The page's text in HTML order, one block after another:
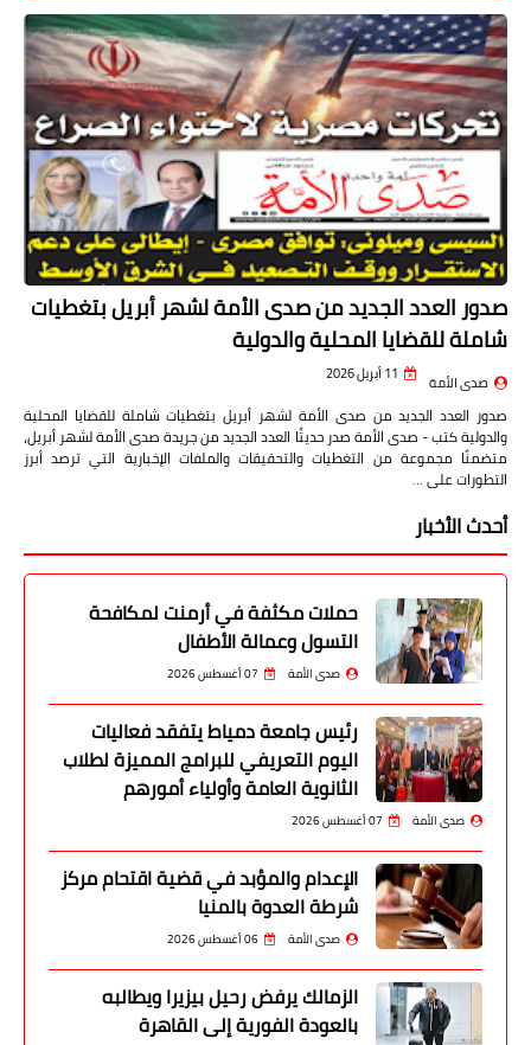
صدور العدد الجديد من صدى الأمة لشهر أبريل بتغطيات
شاملة للقضايا المحلية والدولية
صدى الأمة 11 أبريل 2026
صدور العدد الجديد من صدى الأمة لشهر أبريل بتغطيات شاملة للقضايا المحلية
والدولية كتب - صدى الأمة صدر حديثًا العدد الجديد من جريدة صدى الأمة لشهر أبريل،
متضمنًا مجموعة من التغطيات والتحقيقات والملفات الإخبارية التي ترصد أبرز
التطورات على …
أحدث الأخبار
حملات مكثفة في أرمنت لمكافحة
التسول وعمالة الأطفال
صدى الأمة 07 أغسطس 2026
رئيس جامعة دمياط يتفقد فعاليات
اليوم التعريفي للبرامج المميزة لطلاب
الثانوية العامة وأولياء أمورهم
صدى الأمة 07 أغسطس 2026
الإعدام والمؤبد في قضية اقتحام مركز
شرطة العدوة بالمنيا
صدى الأمة 06 أغسطس 2026
الزمالك يرفض رحيل بيزيرا ويطالبه
بالعودة الفورية إلى القاهرة